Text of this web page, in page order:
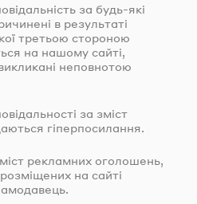
за будь-які
в результаті
третьою стороною
на нашому сайті,
неповнотою
за зміст
гіперпосилання.
рекламних оголошень,
на сайті